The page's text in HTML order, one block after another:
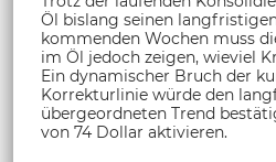
Öl bislang seinen
kommenden Wochen muss
im Öl jedoch zeigen, wieviel
Ein dynamischer Bruch der
Korrekturlinie würde den
übergeordneten Trend
von 74 Dollar aktivieren.